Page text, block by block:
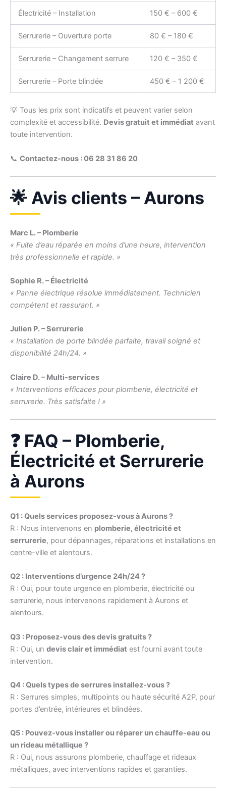
Électricité – Installation 150 € – 600 €
Serrurerie – Ouverture porte 80 € – 180 €
Serrurerie – Changement serrure 120 € – 350 €
Serrurerie – Porte blindée 450 € – 1 200 €
💡 Tous les prix sont indicatifs et peuvent varier selon
complexité et accessibilité. Devis gratuit et immédiat avant
toute intervention.
📞 Contactez-nous : 06 28 31 86 20
🌟 Avis clients – Aurons
Marc L. – Plomberie
« Fuite d’eau réparée en moins d’une heure, intervention
très professionnelle et rapide. »
Sophie R. – Électricité
« Panne électrique résolue immédiatement. Technicien
compétent et rassurant. »
Julien P. – Serrurerie
« Installation de porte blindée parfaite, travail soigné et
disponibilité 24h/24. »
Claire D. – Multi-services
« Interventions efficaces pour plomberie, électricité et
serrurerie. Très satisfaite ! »
❓ FAQ – Plomberie,
Électricité et Serrurerie
à Aurons
Q1 : Quels services proposez-vous à Aurons ?
R : Nous intervenons en plomberie, électricité et
serrurerie, pour dépannages, réparations et installations en
centre-ville et alentours.
Q2 : Interventions d’urgence 24h/24 ?
R : Oui, pour toute urgence en plomberie, électricité ou
serrurerie, nous intervenons rapidement à Aurons et
alentours.
Q3 : Proposez-vous des devis gratuits ?
R : Oui, un devis clair et immédiat est fourni avant toute
intervention.
Q4 : Quels types de serrures installez-vous ?
R : Serrures simples, multipoints ou haute sécurité A2P, pour
portes d’entrée, intérieures et blindées.
Q5 : Pouvez-vous installer ou réparer un chauffe-eau ou
un rideau métallique ?
R : Oui, nous assurons plomberie, chauffage et rideaux
métalliques, avec interventions rapides et garanties.